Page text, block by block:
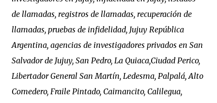
de llamadas, registros de llamadas, recuperación de
llamadas, pruebas de infidelidad, Jujuy República
Argentina, agencias de investigadores privados en San
Salvador de Jujuy, San Pedro, La Quiaca,Ciudad Perico,
Libertador General San Martín, Ledesma, Palpalá, Alto
Comedero, Fraile Pintado, Caimancito, Calilegua,